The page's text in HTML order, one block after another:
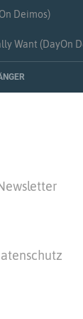
Deimos)
Want (DayOn
Teil 6